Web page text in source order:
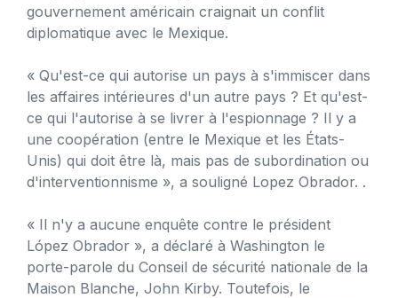
gouvernement américain craignait un conflit
diplomatique avec le Mexique.
« Qu'est-ce qui autorise un pays à s'immiscer dans
les affaires intérieures d'un autre pays ? Et qu'est-
ce qui l'autorise à se livrer à l'espionnage ? Il y a
une coopération (entre le Mexique et les États-
Unis) qui doit être là, mais pas de subordination ou
d'interventionnisme », a souligné Lopez Obrador. .
« Il n'y a aucune enquête contre le président
López Obrador », a déclaré à Washington le
porte-parole du Conseil de sécurité nationale de la
Maison Blanche, John Kirby. Toutefois, le